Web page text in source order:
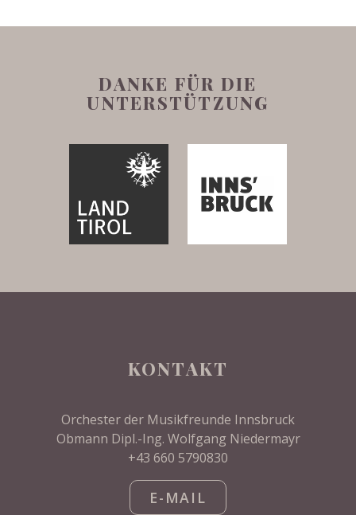
DANKE FÜR DIE
UNTERSTÜTZUNG
KONTAKT
Orchester der Musikfreunde Innsbruck
Obmann Dipl.-Ing. Wolfgang Niedermayr
+43 660 5790830
E-MAIL